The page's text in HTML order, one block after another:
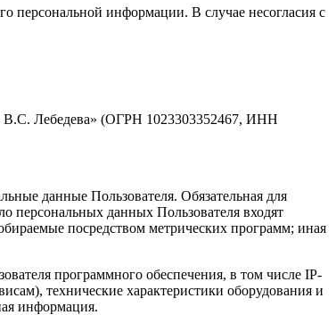
персональной информации. В случае несогласия с
В.С. Лебедева» (ОГРН 1023303352467, ИНН
данные Пользователя. Обязательная для
персональных данных Пользователя входят
посредством метрических программ; иная
программного обеспечения, в том числе IP-
технические характеристики оборудования и
информация.